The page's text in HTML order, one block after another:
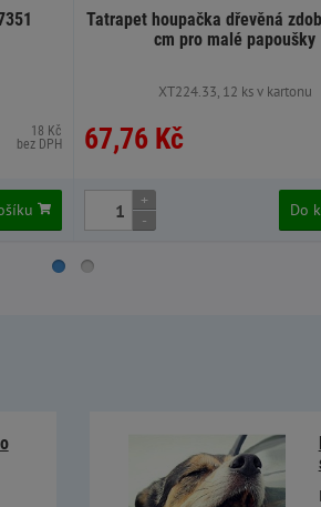
18 Kč
bez DPH
Tatrapet houpačka dřevěná
cm pro malé papoušky
XT224.33, 12 ks v kartonu
67,76 Kč
+
-
Do